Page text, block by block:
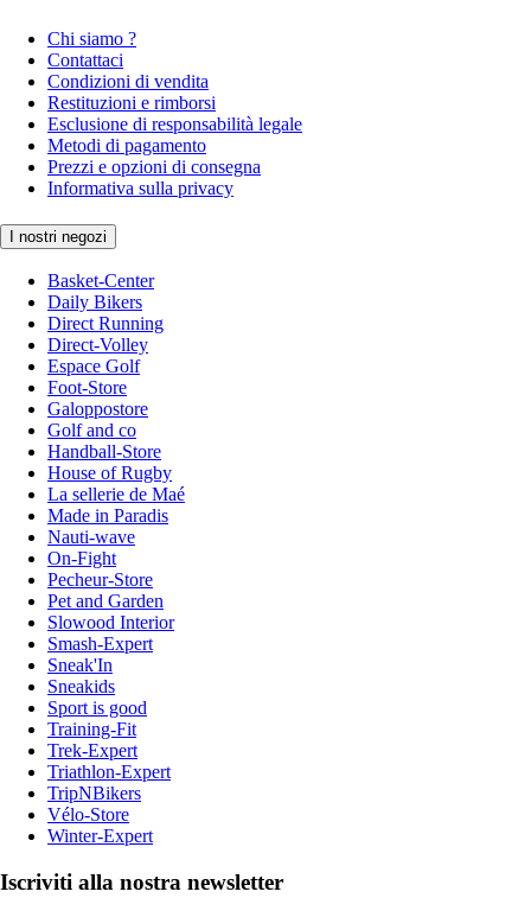
Chi siamo ?
Contattaci
Condizioni di vendita
Restituzioni e rimborsi
Esclusione di responsabilità legale
Metodi di pagamento
Prezzi e opzioni di consegna
Informativa sulla privacy
I nostri negozi
Basket-Center
Daily Bikers
Direct Running
Direct-Volley
Espace Golf
Foot-Store
Galoppostore
Golf and co
Handball-Store
House of Rugby
La sellerie de Maé
Made in Paradis
Nauti-wave
On-Fight
Pecheur-Store
Pet and Garden
Slowood Interior
Smash-Expert
Sneak'In
Sneakids
Sport is good
Training-Fit
Trek-Expert
Triathlon-Expert
TripNBikers
Vélo-Store
Winter-Expert
Iscriviti alla nostra newsletter